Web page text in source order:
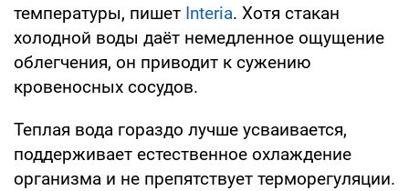
температуры, пишет Interia. Хотя стакан
холодной воды даёт немедленное ощущение
облегчения, он приводит к сужению
кровеносных сосудов.
Теплая вода гораздо лучше усваивается,
поддерживает естественное охлаждение
организма и не препятствует терморегуляции.